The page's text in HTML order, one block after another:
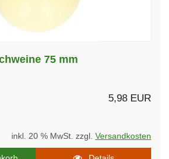
75 mm
5,98 EUR
inkl. 20 % MwSt. zzgl. Versandkosten